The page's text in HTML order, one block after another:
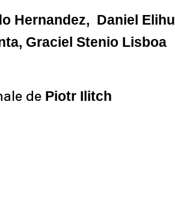
Hernandez, Daniel Elihu
Graciel Stenio Lisboa
de Piotr Ilitch